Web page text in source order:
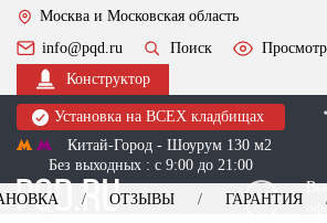
Москва и Московская область
info@pqd.ru
Поиск
Конструктор
Установка на ВСЕХ кладбищах
Китай-Город - Шоурум 130 м2
Без выходных : с 9:00 до 21:00
ОТЗЫВЫ ГАРАНТИЯ